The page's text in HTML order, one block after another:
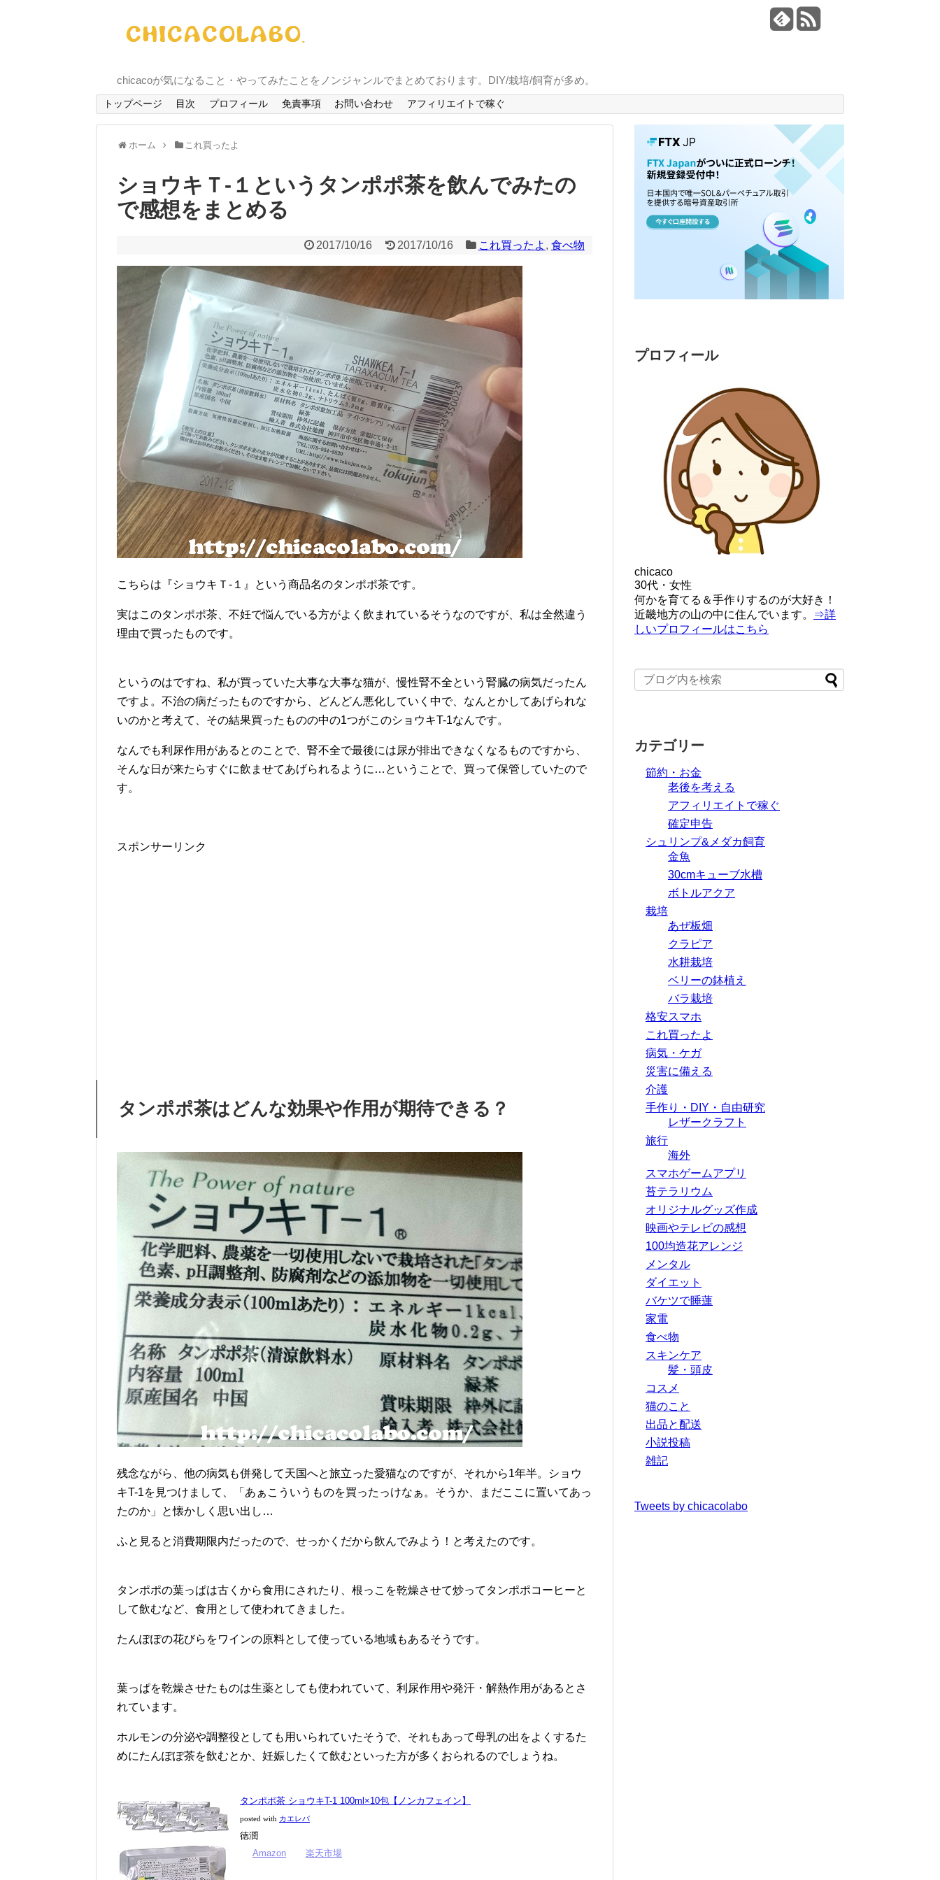
chicacoが気になること・やってみたことをノンジャンルでまとめております。DIY/栽培/飼育が多め。
トップページ 目次 プロフィール 免責事項 お問い合わせ アフィリエイトで稼ぐ
ホーム これ買ったよ
ショウキＴ-１というタンポポ茶を飲んでみたの
で感想をまとめる
2017/10/16 2017/10/16 これ買ったよ , 食べ物
こちらは『ショウキＴ-１』という商品名のタンポポ茶です。
実はこのタンポポ茶、不妊で悩んでいる方がよく飲まれているそうなのですが、私は全然違う
理由で買ったものです。
というのはですね、私が買っていた大事な大事な猫が、慢性腎不全という腎臓の病気だったん
ですよ。不治の病だったものですから、どんどん悪化していく中で、なんとかしてあげられな
いのかと考えて、その結果買ったものの中の1つがこのショウキT-1なんです。
なんでも利尿作用があるとのことで、腎不全で最後には尿が排出できなくなるものですから、
そんな日が来たらすぐに飲ませてあげられるように…ということで、買って保管していたので
す。
スポンサーリンク
タンポポ茶はどんな効果や作用が期待できる？
残念ながら、他の病気も併発して天国へと旅立った愛猫なのですが、それから1年半。ショウ
キT-1を見つけまして、「あぁこういうものを買ったっけなぁ。そうか、まだここに置いてあっ
たのか」と懐かしく思い出し…
ふと見ると消費期限内だったので、せっかくだから飲んでみよう！と考えたのです。
タンポポの葉っぱは古くから食用にされたり、根っこを乾燥させて炒ってタンポポコーヒーと
して飲むなど、食用として使われてきました。
たんぽぽの花びらをワインの原料として使っている地域もあるそうです。
葉っぱを乾燥させたものは生薬としても使われていて、利尿作用や発汗・解熱作用があるとさ
れています。
ホルモンの分泌や調整役としても用いられていたそうで、それもあって母乳の出をよくするた
めにたんぽぽ茶を飲むとか、妊娠したくて飲むといった方が多くおられるのでしょうね。
タンポポ茶 ショウキT-1 100ml×10包【ノンカフェイン】
posted with カエレバ
徳潤
Amazon
楽天市場
プロフィール
chicaco
30代・女性
何かを育てる＆手作りするのが大好き！
近畿地方の山の中に住んでいます。
⇒詳
しいプロフィールはこちら
カテゴリー
節約・お金
老後を考える
アフィリエイトで稼ぐ
確定申告
シュリンプ&メダカ飼育
金魚
30cmキューブ水槽
ボトルアクア
栽培
あぜ板畑
クラピア
水耕栽培
ベリーの鉢植え
バラ栽培
格安スマホ
これ買ったよ
病気・ケガ
災害に備える
介護
手作り・DIY・自由研究
レザークラフト
旅行
海外
スマホゲームアプリ
苔テラリウム
オリジナルグッズ作成
映画やテレビの感想
100均造花アレンジ
メンタル
ダイエット
バケツで睡蓮
家電
食べ物
スキンケア
髪・頭皮
コスメ
猫のこと
出品と配送
小説投稿
雑記
Tweets by chicacolabo